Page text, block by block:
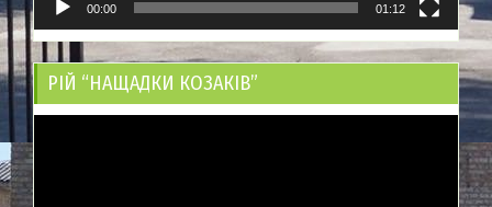
00:00 01:12
РІЙ “НАЩАДКИ КОЗАКІВ”